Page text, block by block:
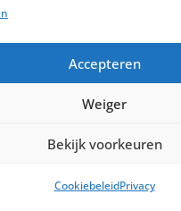
Accepteren
Weiger
Bekijk voorkeuren
CookiebeleidPrivacy
Privacy